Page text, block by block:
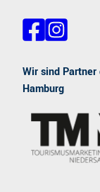
a
e
b
o
n
t
a
g
a
m
Wir sind
Hamburg